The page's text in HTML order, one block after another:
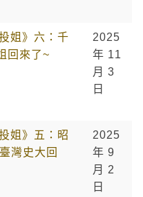
姐》六：千
回來了~
2025
年 11
月 3
日
姐》五：昭
灣史大回
2025
年 9
月 2
日